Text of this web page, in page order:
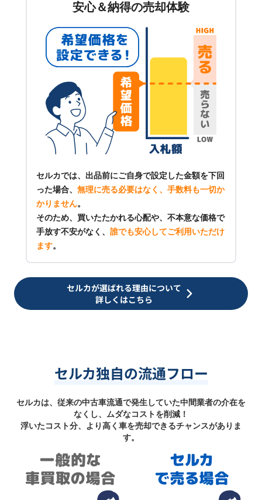
安心＆納得の売却体験
セルカでは、出品前にご自身で設定した金額を下回
った場合、 無理に売る必要はなく、手数料も一切か
かりません。
そのため、買いたたかれる心配や、不本意な価格で
手放す不安がなく、 誰でも安心してご利用いただけ
ます。
セルカが選ばれる理由について
詳しくはこちら
セルカ独自の流通フロー
セルカは、従来の中古車流通で発生していた中間業者の介在を
なくし、ムダなコストを削減！
浮いたコスト分、より高く車を売却できるチャンスがありま
す。